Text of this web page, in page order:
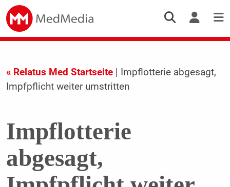
« Relatus Med Startseite| Impflotterie abgesagt,
Impfpflicht weiter umstritten
Impflotterie
abgesagt,